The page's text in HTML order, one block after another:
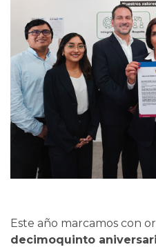
Este año marcamos con
decimoquinto